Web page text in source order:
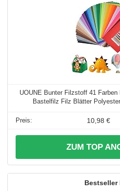
UOUNE Bunter Filzstoff 41
Bastelfilz Filz Blätter
10,98 €
ZUM TOP